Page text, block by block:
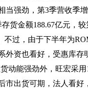
当强劲，第3季营收季
货金额188.67亿元，
不过，由于下半年为
外资也看好，受惠库存
动能强劲外，旺宏采用
市出货可期，法人看好